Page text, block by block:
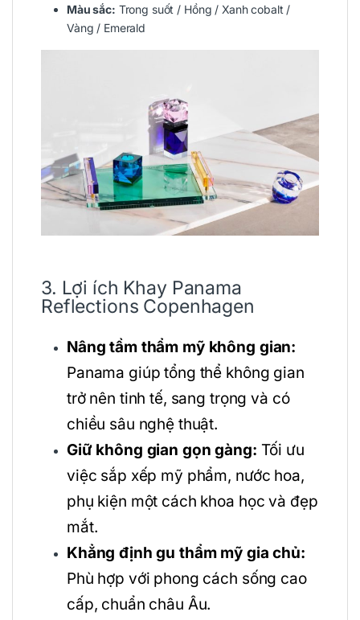
Màu sắc: Trong suốt / Hồng / Xanh cobalt /
Vàng / Emerald
3. Lợi ích Khay Panama
Reflections Copenhagen
Nâng tầm thẩm mỹ không gian:
Panama giúp tổng thể không gian
trở nên tinh tế, sang trọng và có
chiều sâu nghệ thuật.
Giữ không gian gọn gàng: Tối ưu
việc sắp xếp mỹ phẩm, nước hoa,
phụ kiện một cách khoa học và đẹp
mắt.
Khẳng định gu thẩm mỹ gia chủ:
Phù hợp với phong cách sống cao
cấp, chuẩn châu Âu.